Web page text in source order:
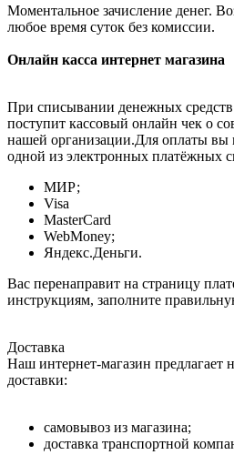
Моментальное зачисление денег.
любое время суток без комиссии.
Онлайн касса интернет магазина
При списывании денежных
поступит кассовый онлайн чек о
нашей организации.Для оплаты вы
одной из электронных платёжных
МИР;
Visa
MasterCard
WebMoney;
Яндекс.Деньги.
Вас перенаправит на страницу
инструкциям, заполните
Доставка
Наш интернет-магазин предлагает
доставки:
самовывоз из магазина;
доставка транспортной